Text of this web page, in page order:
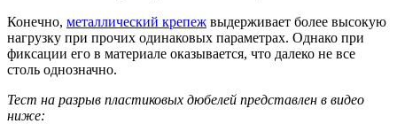
Конечно, металлический крепеж выдерживает более высокую
нагрузку при прочих одинаковых параметрах. Однако при
фиксации его в материале оказывается, что далеко не все
столь однозначно.
Тест на разрыв пластиковых дюбелей представлен в видео
ниже: